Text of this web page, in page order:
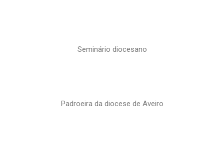
Seminário diocesano
Padroeira da diocese de Aveiro